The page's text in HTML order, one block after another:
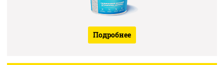
Подробнее